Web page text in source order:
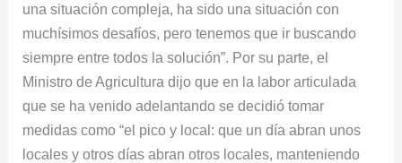
una situación compleja, ha sido una situación con
muchísimos desafíos, pero tenemos que ir buscando
siempre entre todos la solución”. Por su parte, el
Ministro de Agricultura dijo que en la labor articulada
que se ha venido adelantando se decidió tomar
medidas como “el pico y local: que un día abran unos
locales y otros días abran otros locales, manteniendo